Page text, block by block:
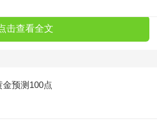
击查看全文
金预测100点